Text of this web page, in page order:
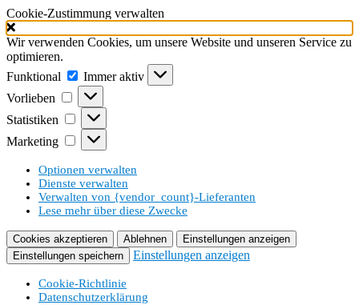
Cookie-Zustimmung verwalten
Wir verwenden Cookies, um unsere Website und unseren Service zu
optimieren.
Funktional
Funktional
Immer aktiv
Vorlieben
Vorlieben
Statistiken Statistiken
Marketing Marketing
Optionen verwalten
Dienste verwalten
Verwalten von {vendor_count}-Lieferanten
Lese mehr über diese Zwecke
Cookies akzeptieren Ablehnen
Einstellungen anzeigen
Einstellungen speichern
Einstellungen anzeigen
Cookie-Richtlinie
Datenschutzerklärung